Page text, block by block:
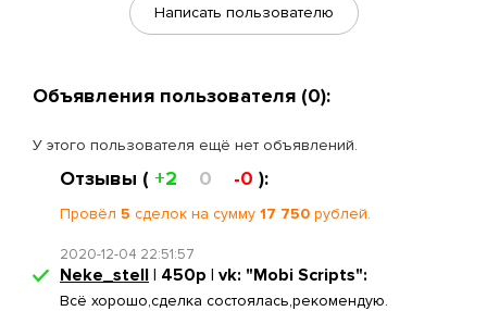
Написать пользователю
Объявления пользователя (0):
У этого пользователя ещё нет объявлений.
Отзывы ( +2 0 -0 ):
Провёл 5 сделок на сумму 17 750 рублей.
2020-12-04 22:51:57
Neke_stell | 450р | vk: "Mobi Scripts":
Всё хорошо,сделка состоялась,рекомендую.